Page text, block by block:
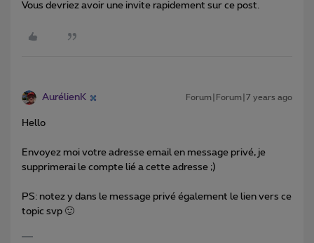
Vous devriez avoir une invite rapidement sur ce post.
AurélienK Forum|Forum|7 years ago
Hello
Envoyez moi votre adresse email en message privé, je
supprimerai le compte lié a cette adresse ;)
PS: notez y dans le message privé également le lien vers ce
topic svp 🙂